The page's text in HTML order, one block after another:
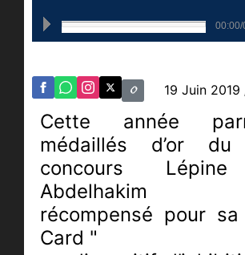
00:00/
19 Juin 2019
Cette année
médaillés d’or du
concours
Abdelhakim
récompensé pour
Card "